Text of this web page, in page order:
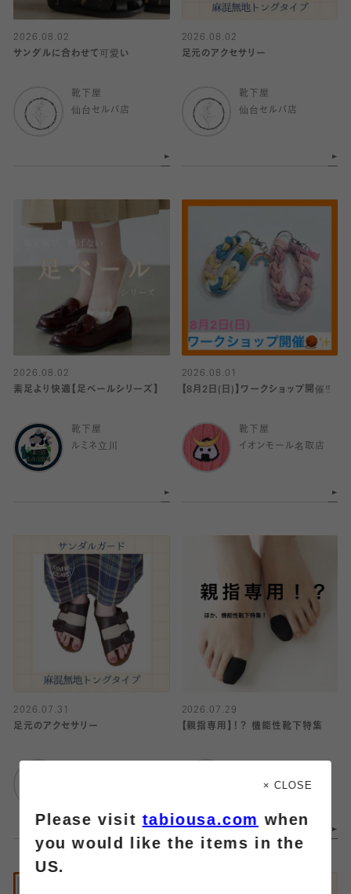
2026.08.02
サンダルに合わせて可愛い
靴下屋
仙台セルバ店
2026.08.02
足元のアクセサリー
靴下屋
仙台セルバ店
2026.08.02
素足より快適【足ベールシリーズ】
靴下屋
ルミネ立川
2026.08.01
【8月2日(日)】ワークショップ開催‼️
靴下屋
イオンモール名取店
2026.07.31
足元のアクセサリー
2026.07.29
【親指専用】！？ 機能性靴下特集
ルミネ立川× CLOSE
Please visittabiousa.com when
you would like the items in the
US.